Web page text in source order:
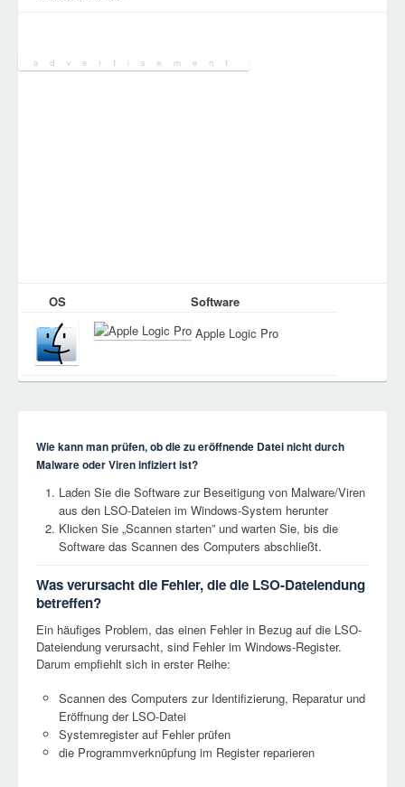
OS
Software
Apple Logic Pro
Wie kann man prüfen, ob die zu eröffnende Datei nicht durch
Malware oder Viren infiziert ist?
Laden Sie die Software zur Beseitigung von Malware/Viren
aus den LSO-Dateien im Windows-System herunter
Klicken Sie „Scannen starten” und warten Sie, bis die
Software das Scannen des Computers abschließt.
Was verursacht die Fehler, die die LSO-Dateiendung
betreffen?
Ein häufiges Problem, das einen Fehler in Bezug auf die LSO-
Dateiendung verursacht, sind Fehler im Windows-Register.
Darum empfiehlt sich in erster Reihe:
Scannen des Computers zur Identifizierung, Reparatur und
Eröffnung der LSO-Datei
Systemregister auf Fehler prüfen
die Programmverknüpfung im Register reparieren